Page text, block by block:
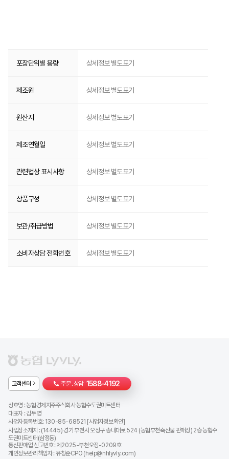
포장단위별 용량 상세정보 별도표기
제조원 상세정보 별도표기
원산지 상세정보 별도표기
제조연월일 상세정보 별도표기
관련법상 표시사항 상세정보 별도표기
상품구성 상세정보 별도표기
보관/취급방법 상세정보 별도표기
소비자상담 전화번호 상세정보 별도표기
고객센터 주문 . 상담 1588-4192
상호명 :농협경제지주주식회사 농협수도권미트센터
대표자 : 김두영
사업자등록번호: 130-85-68521 [사업자정보확인]
사업장소재지 : (14445) 경기 부천시 오정구 송내대로 524 (농협부천축산물 판매장) 2층 농협수
도권미트센터(삼정동)
통신판매업 신고번호 : 제2025-부천오정-0209호
개인정보관리책임자 : 유창준CPO (help@nhlyvly.com)